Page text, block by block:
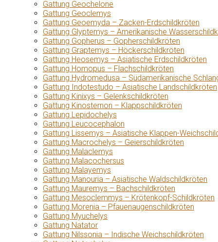
Gattung Geochelone
Gattung Geoclemys
Gattung Geoemyda – Zacken-Erdschildkröten
Gattung Glyptemys – Amerikanische
Gattung Gopherus – Gopherschildkröten
Gattung Graptemys – Höckerschildkröten
Gattung Heosemys – Asiatische Erdschildkröten
Gattung Homopus – Flachschildkröten
Gattung Hydromedusa – Südamerikanische
Gattung Indotestudo – Asiatische Landschildkröten
Gattung Kinixys – Gelenkschildkröten
Gattung Kinosternon – Klappschildkröten
Gattung Lepidochelys
Gattung Leucocephalon
Gattung Lissemys – Asiatische Klappen-
Gattung Macrochelys – Geierschildkröten
Gattung Malaclemys
Gattung Malacochersus
Gattung Malayemys
Gattung Manouria – Asiatische Waldschildkröten
Gattung Mauremys – Bachschildkröten
Gattung Mesoclemmys – Krötenkopf-Schildkröten
Gattung Morenia – Pfauenaugenschildkröten
Gattung Myuchelys
Gattung Natator
Gattung Nilssonia – Indische Weichschildkröten